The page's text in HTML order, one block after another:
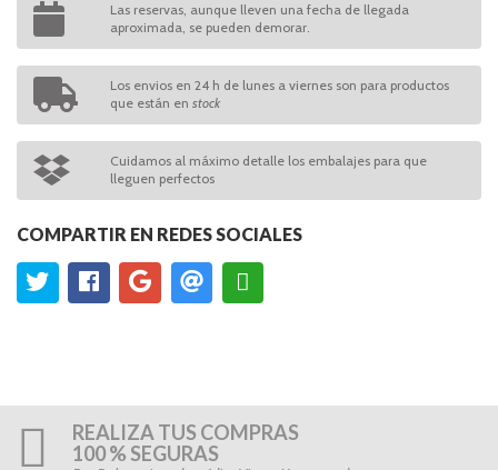
Las reservas, aunque lleven una fecha de llegada
aproximada, se pueden demorar.
Los envios en 24 h de lunes a viernes son para productos
que están en stock
Cuidamos al máximo detalle los embalajes para que
lleguen perfectos
COMPARTIR EN REDES SOCIALES
REALIZA TUS COMPRAS
100 % SEGURAS